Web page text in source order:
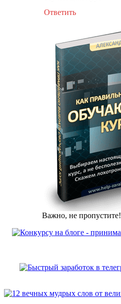
Ответить
Важно, не пропустите!